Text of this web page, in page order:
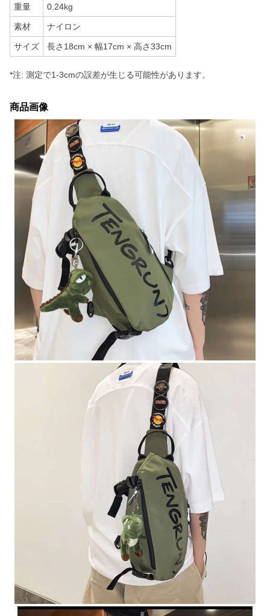
重量 0.24kg
素材 ナイロン
サイズ 長さ18cm × 幅17cm × 高さ33cm
*注: 測定で1-3cmの誤差が生じる可能性があります。
商品画像